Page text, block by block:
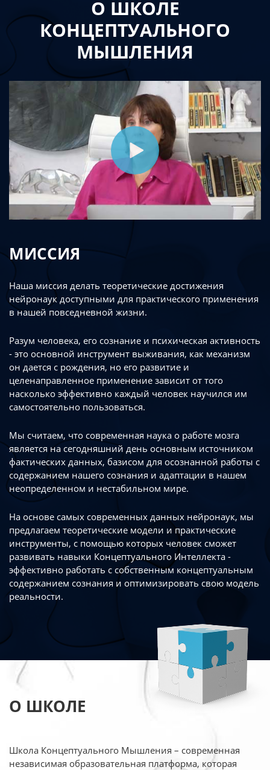
О ШКОЛЕ
КОНЦЕПТУАЛЬНОГО
МЫШЛЕНИЯ
МИССИЯ
Наша миссия делать теоретические достижения
нейронаук доступными для практического применения
в нашей повседневной жизни.
Разум человека, его сознание и психическая активность
- это основной инструмент выживания, как механизм
он дается с рождения, но его развитие и
целенаправленное применение зависит от того
насколько эффективно каждый человек научился им
самостоятельно пользоваться.
Мы считаем, что современная наука о работе мозга
является на сегодняшний день основным источником
фактических данных, базисом для осознанной работы с
содержанием нашего сознания и адаптации в нашем
неопределенном и нестабильном мире.
На основе самых современных данных нейронаук, мы
предлагаем теоретические модели и практические
инструменты, с помощью которых человек сможет
развивать навыки Концептуального Интеллекта -
эффективно работать с собственным концептуальным
содержанием сознания и оптимизировать свою модель
реальности.
О ШКОЛЕ
Школа Концептуального Мышления – современная
независимая образовательная платформа, которая